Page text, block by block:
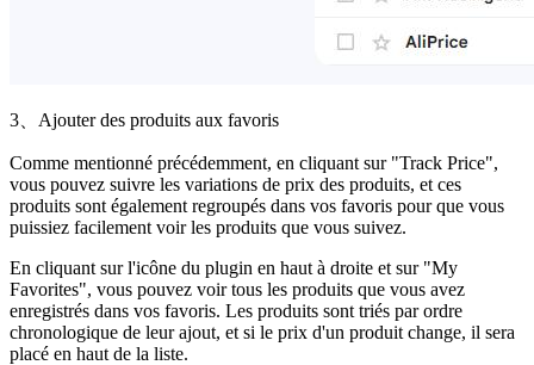
3、Ajouter des produits aux favoris
Comme mentionné précédemment, en cliquant sur "Track Price",
vous pouvez suivre les variations de prix des produits, et ces
produits sont également regroupés dans vos favoris pour que vous
puissiez facilement voir les produits que vous suivez.
En cliquant sur l'icône du plugin en haut à droite et sur "My
Favorites", vous pouvez voir tous les produits que vous avez
enregistrés dans vos favoris. Les produits sont triés par ordre
chronologique de leur ajout, et si le prix d'un produit change, il sera
placé en haut de la liste.